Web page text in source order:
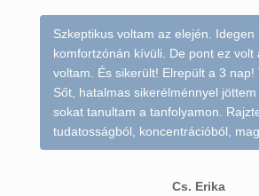
Szkeptikus voltam az elején. Idegen
komfortzónán kívüli. De pont ez volt
voltam. És sikerült! Elrepült a 3 nap!
Sőt, hatalmas sikerélménnyel
sokat tanultam a tanfolyamon.
tudatosságból, koncentrációból,
Cs. Erika